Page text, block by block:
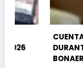
CUENTA DNI
DURANTE